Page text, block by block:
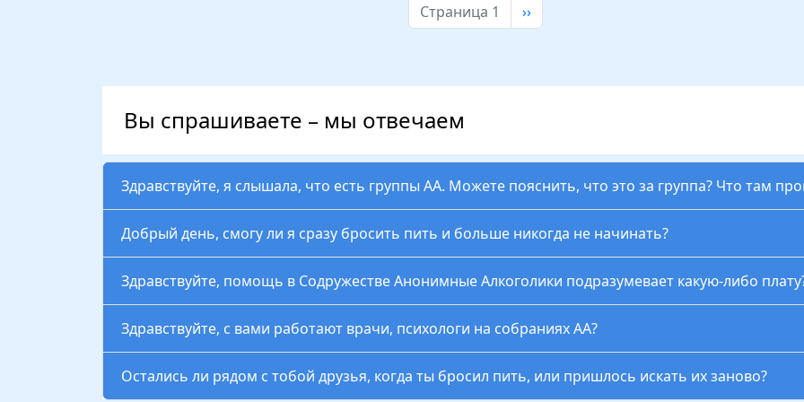
Страница 1 Следующая страница
››
Вы спрашиваете – мы отвечаем
Здравствуйте, я слышала, что есть группы АА. Можете пояснить, что это за группа? Что там
Добрый день, смогу ли я сразу бросить пить и больше никогда не начинать?
Здравствуйте, помощь в Содружестве Анонимные Алкоголики подразумевает какую-либо
Здравствуйте, с вами работают врачи, психологи на собраниях АА?
Остались ли рядом с тобой друзья, когда ты бросил пить, или пришлось искать их заново?